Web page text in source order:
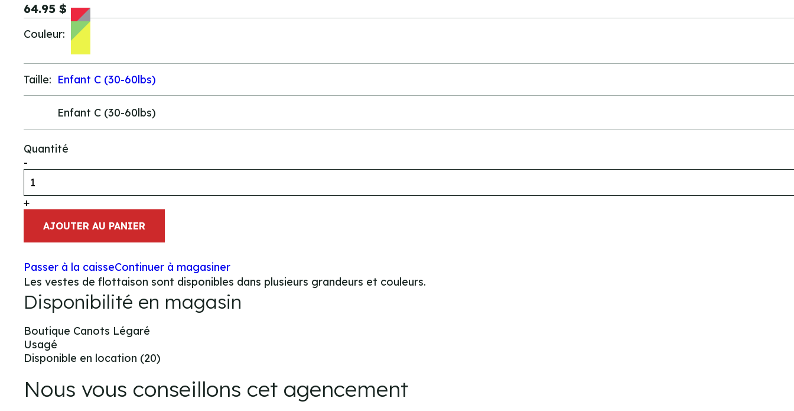
64.95 $
Couleur:
Taille: Enfant C (30-60lbs)
Enfant C (30-60lbs)
Quantité
-
+
AJOUTER AU PANIER
Passer à la caisseContinuer à magasiner
Les vestes de flottaison sont disponibles dans plusieurs grandeurs et couleurs.
Disponibilité en magasin
Boutique Canots Légaré
Usagé
Disponible en location (20)
Nous vous conseillons cet agencement